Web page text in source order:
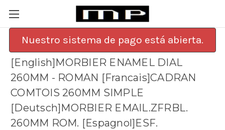
Nuestro sistema de pago está abierta.
[English]MORBIER ENAMEL DIAL
260MM - ROMAN [Francais]CADRAN
COMTOIS 260MM SIMPLE
[Deutsch]MORBIER EMAIL.ZFRBL.
260MM ROM. [Espagnol]ESF.